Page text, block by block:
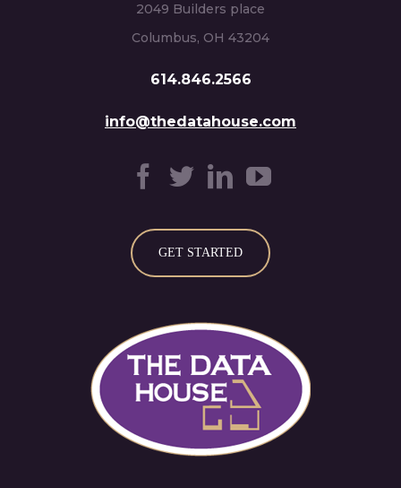
2049 Builders place
Columbus, OH 43204
614.846.2566
info@thedatahouse.com
GET STARTED